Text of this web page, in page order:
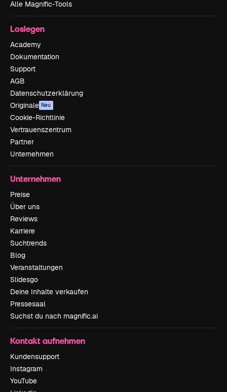
Alle Magnific-Tools
Loslegen
Academy
Dokumentation
Support
AGB
Datenschutzerklärung
Originale Neu
Cookie-Richtlinie
Vertrauenszentrum
Partner
Unternehmen
Unternehmen
Preise
Über uns
Reviews
Karriere
Suchtrends
Blog
Veranstaltungen
Slidesgo
Deine Inhalte verkaufen
Pressesaal
Suchst du nach magnific.ai
Kontakt aufnehmen
Kundensupport
Instagram
YouTube